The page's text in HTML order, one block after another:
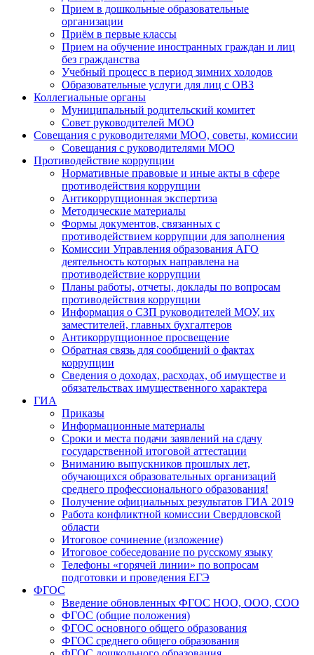
Прием в дошкольные образовательные
организации
Приём в первые классы
Прием на обучение иностранных граждан и лиц
без гражданства
Учебный процесс в период зимних холодов
Образовательные услуги для лиц с ОВЗ
Коллегиальные органы
Муниципальный родительский комитет
Совет руководителей МОО
Совещания с руководителями МОО, советы, комиссии
Совещания с руководителями МОО
Противодействие коррупции
Нормативные правовые и иные акты в сфере
противодействия коррупции
Антикоррупционная экспертиза
Методические материалы
Формы документов, связанных с
противодействием коррупции для заполнения
Комиссии Управления образования АГО
деятельность которых направлена на
противодействие коррупции
Планы работы, отчеты, доклады по вопросам
противодействия коррупции
Информация о СЗП руководителей МОУ, их
заместителей, главных бухгалтеров
Антикоррупционное просвещение
Обратная связь для сообщений о фактах
коррупции
Сведения о доходах, расходах, об имуществе и
обязательствах имущественного характера
ГИА
Приказы
Информационные материалы
Сроки и места подачи заявлений на сдачу
государственной итоговой аттестации
Вниманию выпускников прошлых лет,
обучающихся образовательных организаций
среднего профессионального образования!
Получение официальных результатов ГИА 2019
Работа конфликтной комиссии Свердловской
области
Итоговое сочинение (изложение)
Итоговое собеседование по русскому языку
Телефоны «горячей линии» по вопросам
подготовки и проведения ЕГЭ
ФГОС
Введение обновленных ФГОС НОО, ООО, СОО
ФГОС (общие положения)
ФГОС основного общего образования
ФГОС среднего общего образования